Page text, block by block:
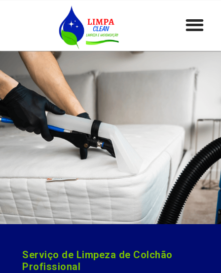
Serviço de Limpeza de Colchão
Profissional